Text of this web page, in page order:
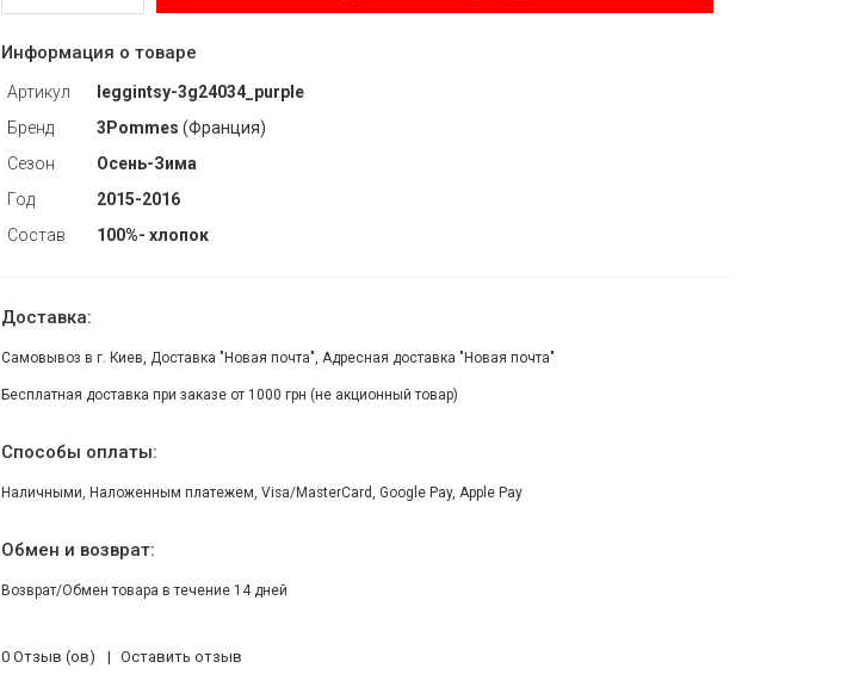
Информация о товаре
Артикул
leggintsy-3g24034_purple
Бренд
3Pommes (Франция)
Сезон
Осень-Зима
Год
2015-2016
Состав
100%- хлопок
Доставка:
Самовывоз в г. Киев, Доставка "Новая почта", Адресная доставка "Новая почта"
Бесплатная доставка при заказе от 1000 грн (не акционный товар)
Способы оплаты:
Наличными, Наложенным платежем, Visa/MasterCard, Google Pay, Apple Pay
Обмен и возврат:
Возврат/Обмен товара в течение 14 дней
0 Отзыв (ов) Оставить отзыв